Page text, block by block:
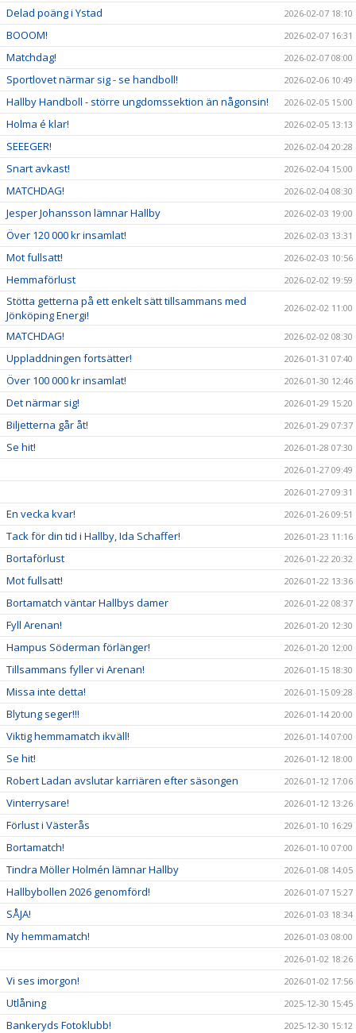
Delad poäng i Ystad 2026-02-07 18:10
BOOOM! 2026-02-07 16:31
Matchdag! 2026-02-07 08:00
Sportlovet närmar sig - se handboll! 2026-02-06 10:49
Hallby Handboll - större ungdomssektion än någonsin! 2026-02-05 15:00
Holma é klar! 2026-02-05 13:13
SEEEGER! 2026-02-04 20:28
Snart avkast! 2026-02-04 15:00
MATCHDAG! 2026-02-04 08:30
Jesper Johansson lämnar Hallby 2026-02-03 19:00
Över 120 000 kr insamlat! 2026-02-03 13:31
Mot fullsatt! 2026-02-03 10:56
Hemmaförlust 2026-02-02 19:59
Stötta getterna på ett enkelt sätt tillsammans med
Jönköping Energi!
2026-02-02 11:00
MATCHDAG! 2026-02-02 08:30
Uppladdningen fortsätter! 2026-01-31 07:40
Över 100 000 kr insamlat! 2026-01-30 12:46
Det närmar sig! 2026-01-29 15:20
Biljetterna går åt! 2026-01-29 07:37
Se hit!
2026-01-28 07:30
2026-01-27 09:49
2026-01-27 09:31
En vecka kvar! 2026-01-26 09:51
Tack för din tid i Hallby, Ida Schaffer! 2026-01-23 11:16
Bortaförlust 2026-01-22 20:32
Mot fullsatt! 2026-01-22 13:36
Bortamatch väntar Hallbys damer 2026-01-22 08:37
Fyll Arenan! 2026-01-20 12:30
Hampus Söderman förlänger! 2026-01-20 12:00
Tillsammans fyller vi Arenan! 2026-01-15 18:30
Missa inte detta! 2026-01-15 09:28
Blytung seger!!! 2026-01-14 20:00
Viktig hemmamatch ikväll! 2026-01-14 07:00
Se hit! 2026-01-12 18:00
Robert Ladan avslutar karriären efter säsongen 2026-01-12 17:06
Vinterrysare! 2026-01-12 13:26
Förlust i Västerås 2026-01-10 16:29
Bortamatch! 2026-01-10 07:00
Tindra Möller Holmén lämnar Hallby 2026-01-08 14:05
Hallbybollen 2026 genomförd! 2026-01-07 15:27
SÅJA! 2026-01-03 18:34
Ny hemmamatch!
2026-01-03 08:00
2026-01-02 18:26
Vi ses imorgon! 2026-01-02 17:56
Utlåning 2025-12-30 15:45
Bankeryds Fotoklubb! 2025-12-30 15:12